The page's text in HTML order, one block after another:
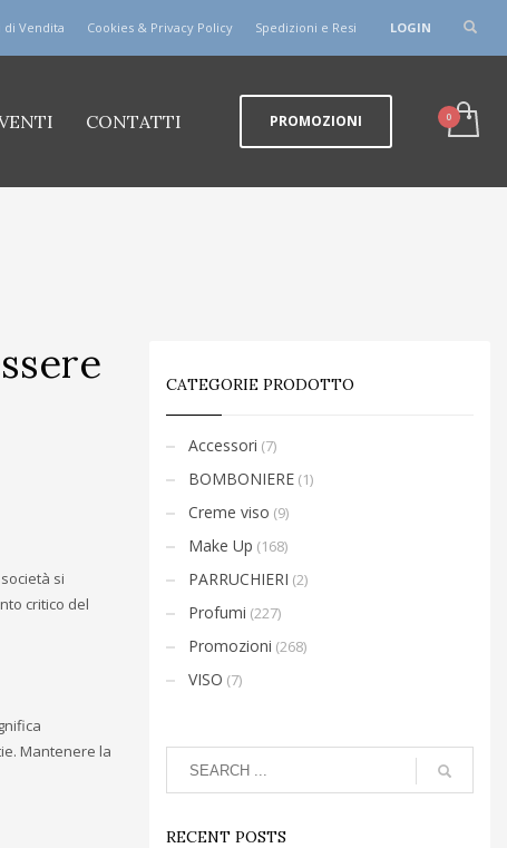
Vendita Cookies & Privacy Policy Spedizioni e Resi LOGIN
CONTATTI PROMOZIONI
si
critico del
Mantenere la
CATEGORIE PRODOTTO
Accessori (7)
BOMBONIERE (1)
Creme viso (9)
Make Up (168)
PARRUCHIERI (2)
Profumi (227)
Promozioni (268)
VISO (7)
RECENT POSTS